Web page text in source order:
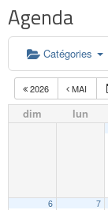
Agenda
Catégories
2026 MAI
dim lun
6 7